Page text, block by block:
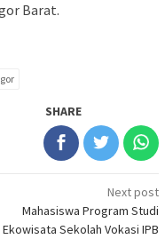
Barat.
SHARE
Next post
Mahasiswa Program Studi
Ekowisata Sekolah Vokasi IPB